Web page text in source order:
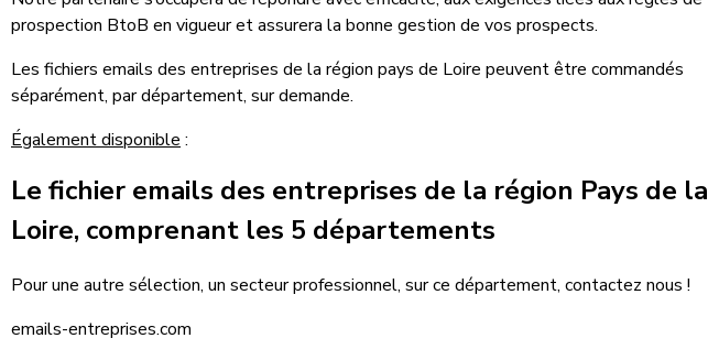
prospection BtoB en vigueur et assurera la bonne gestion de vos prospects.
Les fichiers emails des entreprises de la région pays de Loire peuvent être commandés
séparément, par département, sur demande.
Également disponible :
Le fichier emails des entreprises de la région Pays de la
Loire, comprenant les 5 départements
Pour une autre sélection, un secteur professionnel, sur ce département, contactez nous !
emails-entreprises.com